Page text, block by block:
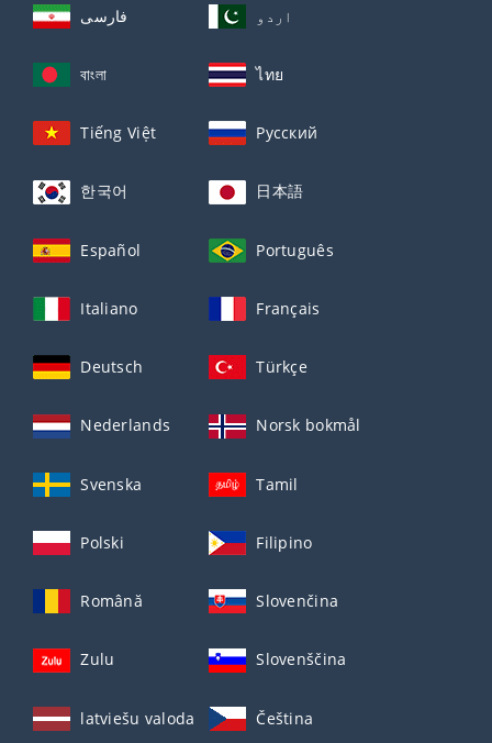
فارسی اردو
বাংলা ไทย
Tiếng Việt Русский
한국어 日本語
Español Português
Italiano Français
Deutsch Türkçe
Nederlands Norsk bokmål
Svenska Tamil
Polski Filipino
Română Slovenčina
Zulu Slovenščina
latviešu valoda Čeština